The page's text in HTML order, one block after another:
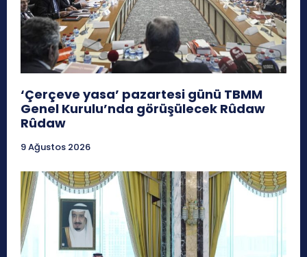
‘Çerçeve yasa’ pazartesi günü TBMM
Genel Kurulu’nda görüşülecek Rûdaw
Rûdaw
9 Ağustos 2026